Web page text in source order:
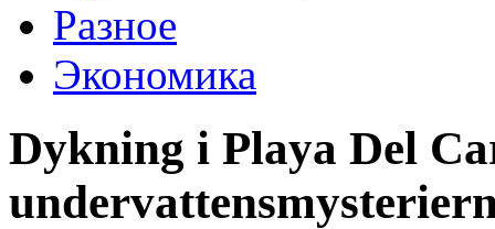
Разное
Экономика
Dykning i Playa Del